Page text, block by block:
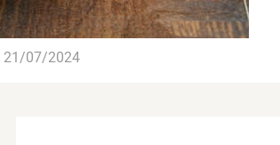
21/07/2024